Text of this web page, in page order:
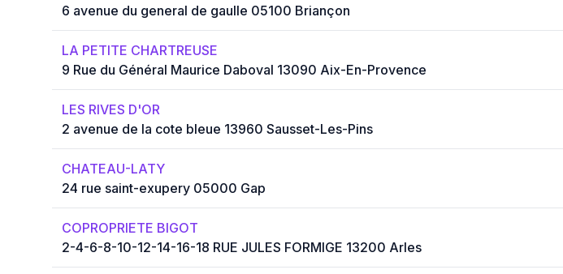
6 avenue du general de gaulle 05100 Briançon
LA PETITE CHARTREUSE
9 Rue du Général Maurice Daboval 13090 Aix-En-Provence
LES RIVES D'OR
2 avenue de la cote bleue 13960 Sausset-Les-Pins
CHATEAU-LATY
24 rue saint-exupery 05000 Gap
COPROPRIETE BIGOT
2-4-6-8-10-12-14-16-18 RUE JULES FORMIGE 13200 Arles